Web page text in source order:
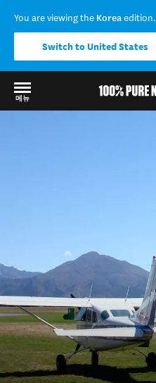
You are viewing the Koreaedition.
Switch to United States
메뉴